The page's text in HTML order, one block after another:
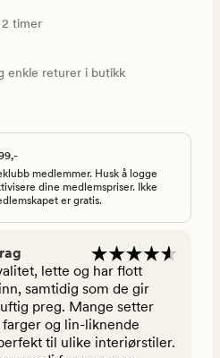
timer
enkle returer i butikk
medlemmer. Husk å logge
dine medlemspriser. Ikke
er gratis.
lette og har flott
samtidig som de gir
preg. Mange setter
og lin-liknende
til ulike interiørstiler.